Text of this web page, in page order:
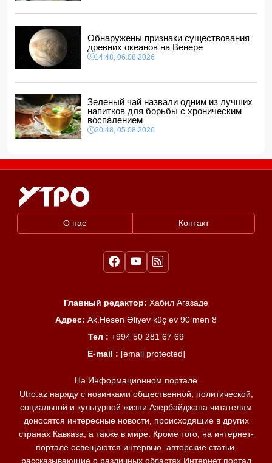
Обнаружены признаки существования
древних океанов на Венере
14:48, 06.08.2026
Зеленый чай назвали одним из лучших
напитков для борьбы с хроническим
воспалением
20:48, 05.08.2026
О нас Контакт
Главный редактор: Хабил Агазаде
Адрес: Ak.Həsən Əliyev küç ev 90 mən 8
Тел : +994 50 281 67 69
E-mail : [email protected]
На Информационном портале
Utro.az наряду с новинками общественной, политической,
социальной и культурной жизни Азербайджана читателям
доносятся интересные новости, происходящие в других
странах Кавказа, а также в мире. Кроме того, на интернет-
портале освещаются интервью, авторские статьи,
рассказывающие о различных областях Интернет портал